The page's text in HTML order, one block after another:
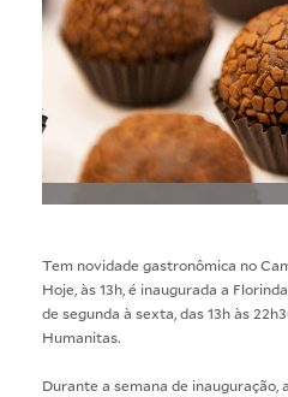
Tem novidade gastronômica no
Hoje, às 13h, é inaugurada a
de segunda à sexta, das 13h às
Humanitas.
Durante a semana de